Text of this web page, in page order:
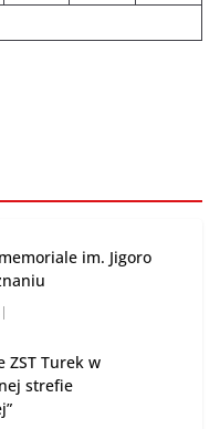
im. Jigoro
ZST Turek w
strefie